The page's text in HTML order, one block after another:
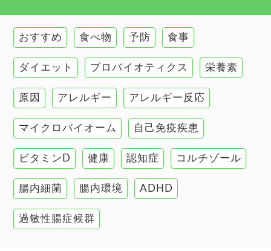
甲状腺
肌
肝臓の健康
腸の健康
自己免疫疾患
高血圧
おすすめ 食べ物 予防 食事
ダイエット プロバイオティクス 栄養素
原因 アレルギー アレルギー反応
マイクロバイオーム 自己免疫疾患
ビタミンD 健康 認知症 コルチゾール
腸内細菌 腸内環境 ADHD
過敏性腸症候群